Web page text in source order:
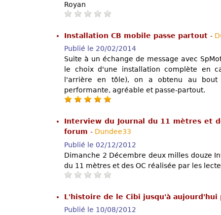
Royan
Installation CB mobile passe partout -
Publié le 20/02/2014
Suite à un échange de message avec
le choix d'une installation complète en
l'arrière en tôle), on a obtenu au bout
performante, agréable et passe-partout.
Interview du Journal du 11 mètres et
forum - Dundee33
Publié le 02/12/2012
Dimanche 2 Décembre deux milles douze
du 11 mètres et des OC réalisée par les
L'histoire de le Cibi jusqu'à aujourd'hui
Publié le 10/08/2012